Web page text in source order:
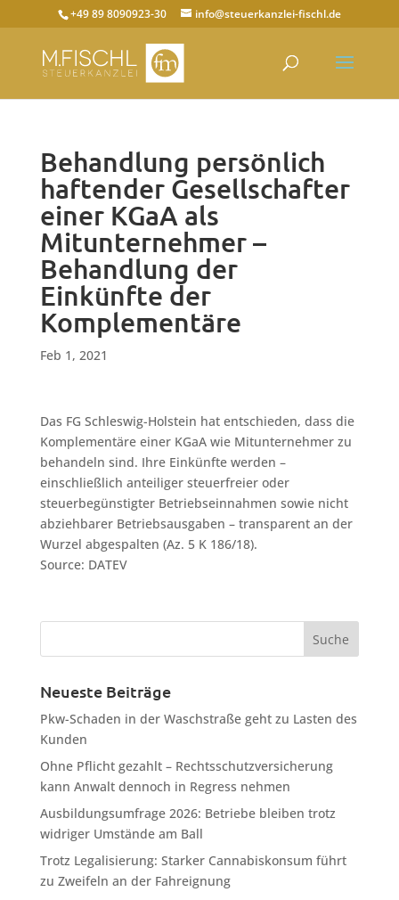
+49 89 8090923-30 info@steuerkanzlei-fischl.de
Behandlung persönlich
haftender Gesellschafter
einer KGaA als
Mitunternehmer –
Behandlung der
Einkünfte der
Komplementäre
Feb 1, 2021
Das FG Schleswig-Holstein hat entschieden, dass die
Komplementäre einer KGaA wie Mitunternehmer zu
behandeln sind. Ihre Einkünfte werden –
einschließlich anteiliger steuerfreier oder
steuerbegünstigter Betriebseinnahmen sowie nicht
abziehbarer Betriebsausgaben – transparent an der
Wurzel abgespalten (Az. 5 K 186/18).
Source: DATEV
Neueste Beiträge
Pkw-Schaden in der Waschstraße geht zu Lasten des
Kunden
Ohne Pflicht gezahlt – Rechtsschutzversicherung
kann Anwalt dennoch in Regress nehmen
Ausbildungsumfrage 2026: Betriebe bleiben trotz
widriger Umstände am Ball
Trotz Legalisierung: Starker Cannabiskonsum führt
zu Zweifeln an der Fahreignung